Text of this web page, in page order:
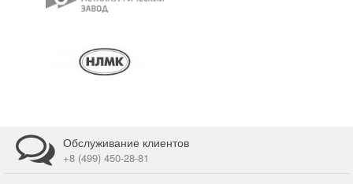
Обслуживание клиентов
+8 (499) 450-28-81